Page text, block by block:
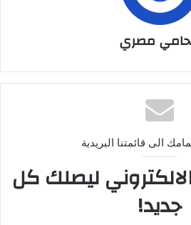
مصري
الى قائمتنا البريدية
ليصلك كل
جديد!